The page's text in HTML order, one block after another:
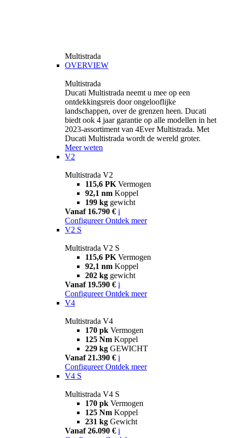
Multistrada
OVERVIEW
Multistrada
Ducati Multistrada neemt u mee op een
ontdekkingsreis door ongelooflijke
landschappen, over de grenzen heen. Ducati
biedt ook 4 jaar garantie op alle modellen in het
2023-assortiment van 4Ever Multistrada. Met
Ducati Multistrada wordt de wereld groter.
Meer weten
V2
Multistrada V2
115,6 PK Vermogen
92,1 nm Koppel
199 kg gewicht
Vanaf 16.790 € i
Configureer Ontdek meer
V2 S
Multistrada V2 S
115,6 PK Vermogen
92,1 nm Koppel
202 kg gewicht
Vanaf 19.590 € i
Configureer Ontdek meer
V4
Multistrada V4
170 pk Vermogen
125 Nm Koppel
229 kg GEWICHT
Vanaf 21.390 € i
Configureer Ontdek meer
V4 S
Multistrada V4 S
170 pk Vermogen
125 Nm Koppel
231 kg Gewicht
Vanaf 26.090 € i